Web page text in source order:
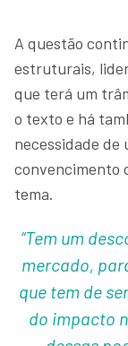
A questão
estruturais,
que terá um
o texto e há
necessidade de
convencimento
tema.
“Tem um
mercado,
que tem de
do impacto